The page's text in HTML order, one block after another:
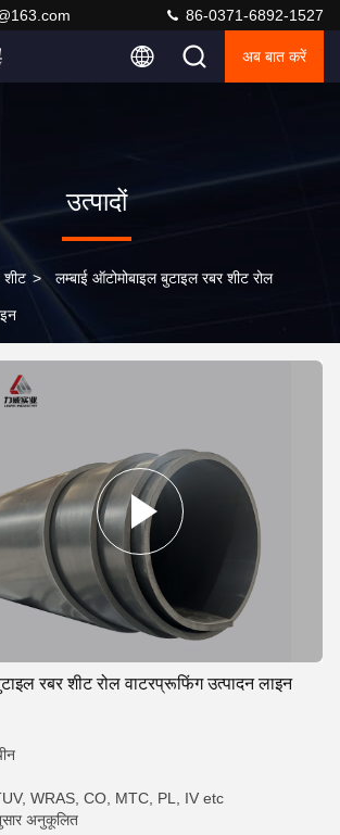
86-0371-6892-1527
अब बात करें
उत्पादों
शीट > लम्बाई ऑटोमोबाइल बुटाइल रबर शीट रोल
रबर शीट रोल वाटरप्रूफिंग उत्पादन लाइन
WRAS, CO, MTC, PL, IV etc
अनुकूलित